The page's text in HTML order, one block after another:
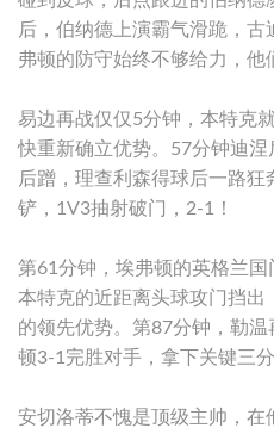
后，伯纳德上演霸气滑跪，
弗顿的防守始终不够给力，他
易边再战仅仅5分钟，本特克
快重新确立优势。57分钟迪
后蹭，理查利森得球后一路
铲，1V3抽射破门，2-1！
第61分钟，埃弗顿的英格兰
本特克的近距离头球攻门挡出
的领先优势。第87分钟，勒
顿3-1完胜对手，拿下关键三分
安切洛蒂不愧是顶级主帅，在